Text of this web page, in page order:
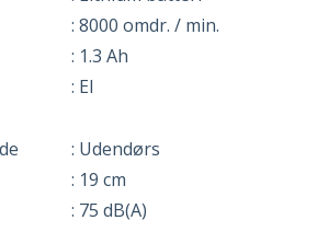
: 8000 omdr. / min.
: 1.3 Ah
: El
: Udendørs
: 19 cm
: 75 dB(A)